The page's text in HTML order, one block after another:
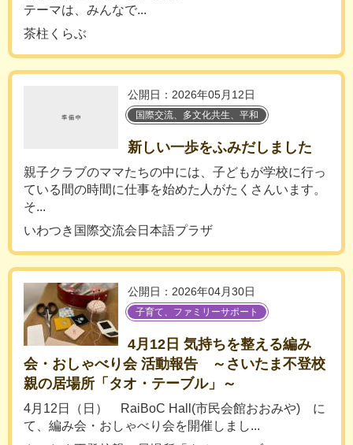
テーマは、みんなで...
茶柱くらぶ
公開日：2026年05月12日
国際交流、多文化共生、平和
新しい一歩をふみだしました
親子クラブのママたちの中には、子どもが学校に行っ
ている間の時間に仕事を始めた人がたくさんいます。
そ...
いわつき国際交流会日本語プラザ
公開日：2026年04月30日
子育て、ファミリーサポート
4月12日 気持ちを整える編み
会・おしゃべり会 活動報告 ～さいたま不登校
親の居場所「タオ・テーブル」～
4月12日（日） RaiBoC Hall(市民会館おおみや) に
て、編み会・おしゃべり会を開催しまし...